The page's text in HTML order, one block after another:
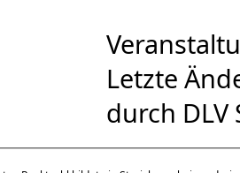
Letzte
durch